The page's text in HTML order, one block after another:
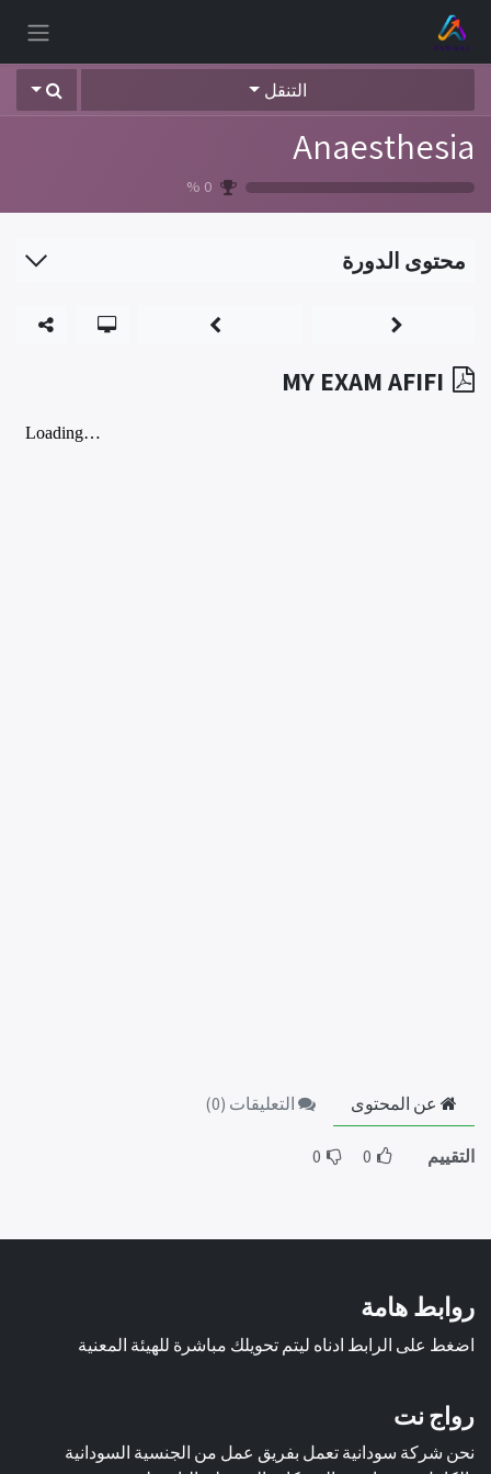
تخطي للذهاب إلى المحتوى
التنقل
Anaesthesia
0
%
محتوى الدورة
MY EXAM AFIFI
عن المحتوى التعليقات (0
)
التقييم 0
0
روابط هامة
اضغط على الرابط ادناه ليتم تحويلك مباشرة للهيئة المعنية
رواج نت
نحن شركة سودانية تعمل بفريق عمل من الجنسية السودانية